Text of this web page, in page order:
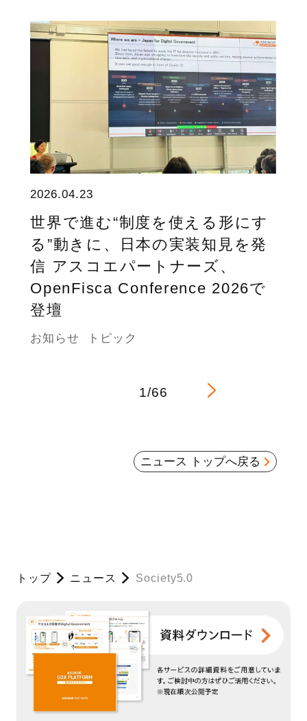
2026.04.23
世界で進む“制度を使える形にす
る”動きに、日本の実装知見を発
信 アスコエパートナーズ、
OpenFisca Conference 2026で
登壇
お知らせ トピック
1/66
ニュース トップへ戻る
トップ ニュース Society5.0